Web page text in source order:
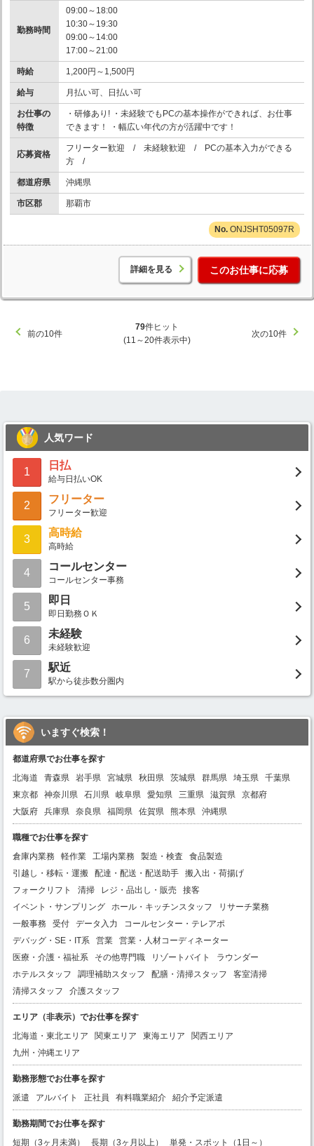
勤務時間
09:00～18:00
10:30～19:30
09:00～14:00
17:00～21:00
時給 1,200円～1,500円
給与 月払い可、日払い可
お仕事の
特徴
・研修あり! ・未経験でもPCの基本操作ができれば、お仕事
できます！ ・幅広い年代の方が活躍中です！
応募資格
フリーター歓迎 / 未経験歓迎 / PCの基本入力ができる
方 /
都道府県 沖縄県
市区郡 那覇市
ONJSHT05097R
詳細を見る このお仕事に応募
前の10件
79件ヒット
(11～20件表示中)
次の10件
人気ワード
1
日払
給与日払いOK
2
フリーター
フリーター歓迎
3
高時給
高時給
4
コールセンター
コールセンター事務
5
即日
即日勤務ＯＫ
6
未経験
未経験歓迎
7
駅近
駅から徒歩数分圏内
いますぐ検索！
都道府県でお仕事を探す
北海道
青森県 岩手県 宮城県 秋田県 茨城県 群馬県 埼玉県
千葉県
東京都
神奈川県 石川県 岐阜県 愛知県 三重県 滋賀県
京都府
大阪府
兵庫県 奈良県 福岡県 佐賀県 熊本県 沖縄県
職種でお仕事を探す
倉庫内業務
軽作業 工場内業務 製造・検査
食品製造
引越し・移転・運搬
配達・配送・配送助手
搬入出・荷揚げ
フォークリフト
清掃 レジ・品出し・販売
接客
イベント・サンプリング
ホール・キッチンスタッフ
リサーチ業務
一般事務
受付 データ入力
コールセンター・テレアポ
デバッグ・SE・IT系
営業
営業・人材コーディネーター
医療・介護・福祉系
その他専門職 リゾートバイト
ラウンダー
ホテルスタッフ
調理補助スタッフ 配膳・清掃スタッフ
客室清掃
清掃スタッフ
介護スタッフ
エリア（非表示）でお仕事を探す
北海道・東北エリア
関東エリア 東海エリア
関西エリア
九州・沖縄エリア
勤務形態でお仕事を探す
派遣
アルバイト 正社員 有料職業紹介 紹介予定派遣
勤務期間でお仕事を探す
短期（3ヶ月未満）
長期（3ヶ月以上） 単発・スポット（1日～）